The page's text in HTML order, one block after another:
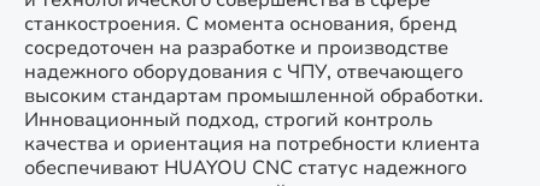
станкостроения. С момента основания, бренд
сосредоточен на разработке и производстве
надежного оборудования с ЧПУ, отвечающего
высоким стандартам промышленной обработки.
Инновационный подход, строгий контроль
качества и ориентация на потребности клиента
обеспечивают HUAYOU CNC статус надежного